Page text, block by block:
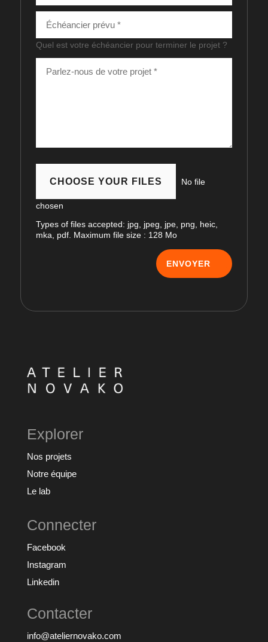
Quel est votre échéancier pour terminer le projet ?
File Input
CHOOSE YOUR FILES No file
chosen
Types of files accepted: jpg, jpeg, jpe, png, heic,
mka, pdf. Maximum file size : 128 Mo
ENVOYER
Explorer
Nos projets
Notre équipe
Le lab
Connecter
Facebook
Instagram
Linkedin
Contacter
info@ateliernovako.com